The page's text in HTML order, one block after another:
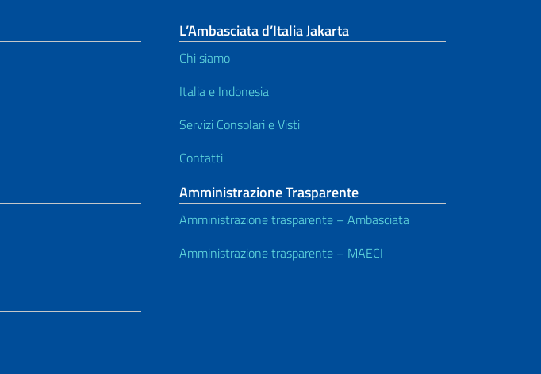
L’Ambasciata d’Italia Jakarta
Chi siamo
Italia e Indonesia
Servizi Consolari e Visti
Contatti
Amministrazione Trasparente
Amministrazione trasparente – Ambasciata
Amministrazione trasparente – MAECI